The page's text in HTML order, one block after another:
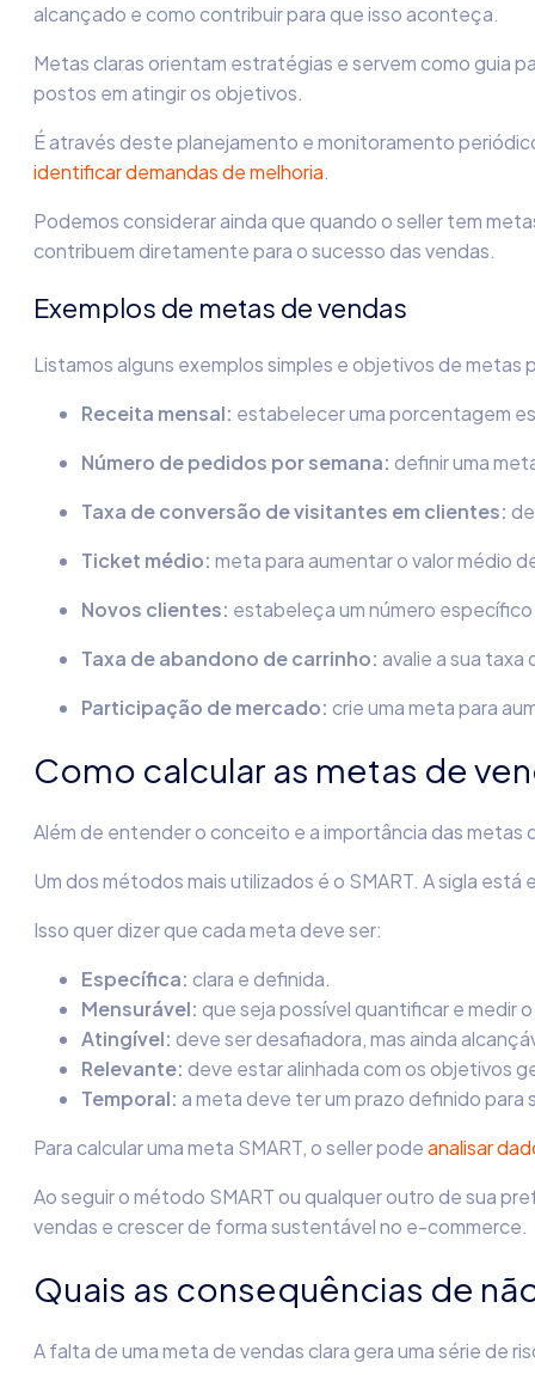
alcançado e como contribuir para que isso aconteça.
Metas claras orientam estratégias e servem como guia
postos em atingir os objetivos.
É através deste planejamento e monitoramento
identificar demandas de melhoria.
Podemos considerar ainda que quando o seller tem
contribuem diretamente para o sucesso das vendas.
Exemplos de metas de vendas
Listamos alguns exemplos simples e objetivos de
Receita mensal: estabelecer uma porcentagem
Número de pedidos por semana: definir uma
Taxa de conversão de visitantes em clientes:
Ticket médio: meta para aumentar o valor médio
Novos clientes: estabeleça um número
Taxa de abandono de carrinho: avalie a sua
Participação de mercado: crie uma meta para
Como calcular as metas de
Além de entender o conceito e a importância das
Um dos métodos mais utilizados é o SMART. A sigla
Isso quer dizer que cada meta deve ser:
Específica: clara e definida.
Mensurável: que seja possível quantificar e medir
Atingível: deve ser desafiadora, mas ainda
Relevante: deve estar alinhada com os objetivos
Temporal: a meta deve ter um prazo definido para
Para calcular uma meta SMART, o seller podeanalisar
Ao seguir o método SMART ou qualquer outro de sua
vendas e crescer de forma sustentável no e-commerce.
Quais as consequências de
A falta de uma meta de vendas clara gera uma série de